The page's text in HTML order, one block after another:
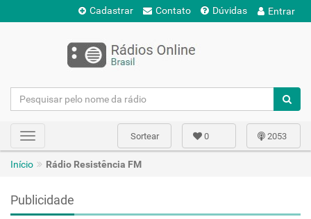
Cadastrar Contato Dúvidas Entrar
Toggle
navigation
2053
0
Sortear
Início Rádio Resistência FM
Publicidade